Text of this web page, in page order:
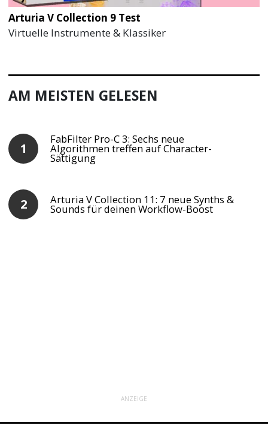
Arturia V Collection 9 Test
Virtuelle Instrumente & Klassiker
AM MEISTEN GELESEN
FabFilter Pro-C 3: Sechs neue
Algorithmen treffen auf Character-
Sättigung
Arturia V Collection 11: 7 neue Synths &
Sounds für deinen Workflow-Boost
ANZEIGE